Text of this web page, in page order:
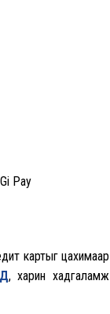
Pay
картыг цахимаар
, харин хадгаламж